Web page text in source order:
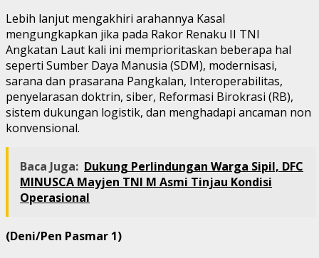
Lebih lanjut mengakhiri arahannya Kasal
mengungkapkan jika pada Rakor Renaku II TNI
Angkatan Laut kali ini memprioritaskan beberapa hal
seperti Sumber Daya Manusia (SDM), modernisasi,
sarana dan prasarana Pangkalan, Interoperabilitas,
penyelarasan doktrin, siber, Reformasi Birokrasi (RB),
sistem dukungan logistik, dan menghadapi ancaman non
konvensional.
Baca Juga: Dukung Perlindungan Warga Sipil, DFC
MINUSCA Mayjen TNI M Asmi Tinjau Kondisi
Operasional
(Deni/Pen Pasmar 1)